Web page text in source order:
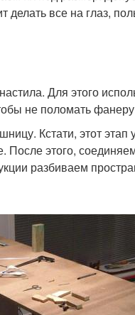
делать все на глаз,
Для этого
не поломать
Кстати, этот этап
После этого,
разбиваем